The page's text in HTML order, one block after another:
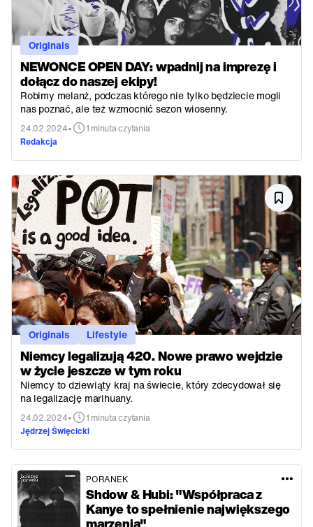
NEWONCE OPEN DAY: wpadnij na imprezę i
dołącz do naszej ekipy!
Robimy melanż, podczas którego nie tylko będziecie mogli
nas poznać, ale też wzmocnić sezon wiosenny.
24.02.2024•
1 minuta czytania
Redakcja
Originals
Niemcy legalizują 420. Nowe prawo wejdzie
w życie jeszcze w tym roku
Niemcy to dziewiąty kraj na świecie, który zdecydował się
na legalizację marihuany.
24.02.2024•
1 minuta czytania
Jędrzej Święcicki
Originals Lifestyle
PORANEK
Shdow & Hubi: "Współpraca z
Kanye to spełnienie największego